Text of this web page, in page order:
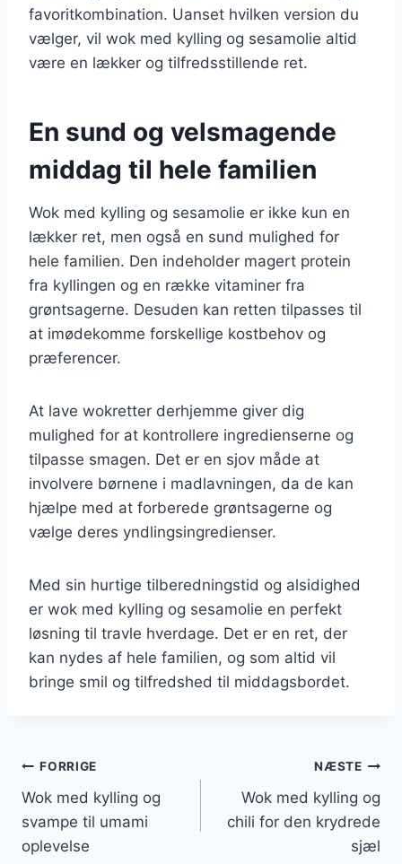
favoritkombination. Uanset hvilken version du
vælger, vil wok med kylling og sesamolie altid
være en lækker og tilfredsstillende ret.
En sund og velsmagende
middag til hele familien
Wok med kylling og sesamolie er ikke kun en
lækker ret, men også en sund mulighed for
hele familien. Den indeholder magert protein
fra kyllingen og en række vitaminer fra
grøntsagerne. Desuden kan retten tilpasses til
at imødekomme forskellige kostbehov og
præferencer.
At lave wokretter derhjemme giver dig
mulighed for at kontrollere ingredienserne og
tilpasse smagen. Det er en sjov måde at
involvere børnene i madlavningen, da de kan
hjælpe med at forberede grøntsagerne og
vælge deres yndlingsingredienser.
Med sin hurtige tilberedningstid og alsidighed
er wok med kylling og sesamolie en perfekt
løsning til travle hverdage. Det er en ret, der
kan nydes af hele familien, og som altid vil
bringe smil og tilfredshed til middagsbordet.
Indlægsnavigation
FORRIGE
Wok med kylling og
svampe til umami
oplevelse
NÆSTE
Wok med kylling og
chili for den krydrede
sjæl